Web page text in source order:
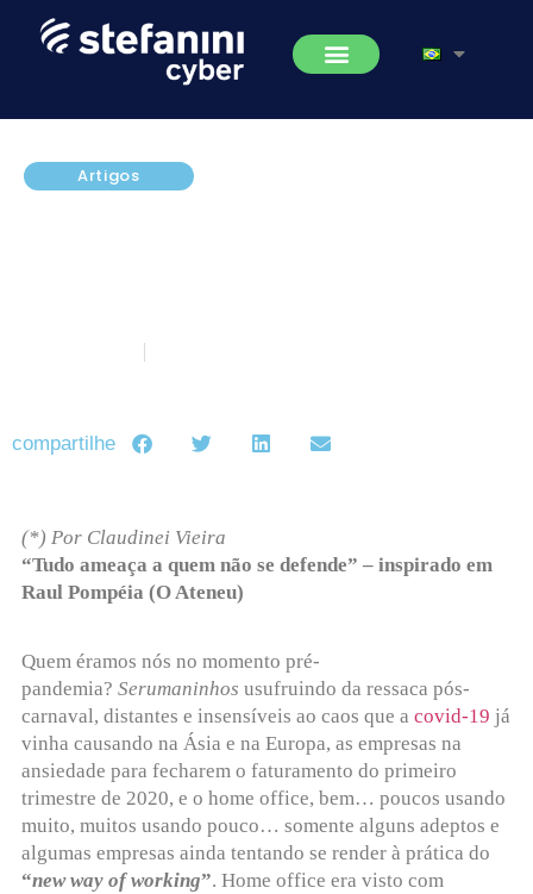
Artigos
compartilhe
(*) Por Claudinei Vieira
“Tudo ameaça a quem não se defende” – inspirado em
Raul Pompéia (O Ateneu)
Quem éramos nós no momento pré-
pandemia? Serumaninhos usufruindo da ressaca pós-
carnaval, distantes e insensíveis ao caos que a covid-19 já
vinha causando na Ásia e na Europa, as empresas na
ansiedade para fecharem o faturamento do primeiro
trimestre de 2020, e o home office, bem… poucos usando
muito, muitos usando pouco… somente alguns adeptos e
algumas empresas ainda tentando se render à prática do
“new way of working”. Home office era visto com